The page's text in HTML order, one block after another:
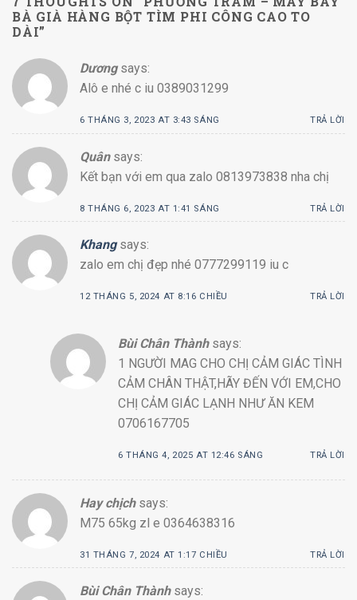
BÀ GIÀ HÀNG BỘT TÌM PHI CÔNG CAO TO
DÀI”
Dương says:
Alô e nhé c iu 0389031299
6 THÁNG 3, 2023 AT 3:43 SÁNG TRẢ LỜI
Quân says:
Kết bạn với em qua zalo 0813973838 nha chị
8 THÁNG 6, 2023 AT 1:41 SÁNG TRẢ LỜI
Khang says:
zalo em chị đẹp nhé 0777299119 iu c
12 THÁNG 5, 2024 AT 8:16 CHIỀU TRẢ LỜI
Bùi Chân Thành says:
1 NGƯỜI MAG CHO CHỊ CẢM GIÁC TÌNH
CẢM CHÂN THẬT,HÃY ĐẾN VỚI EM,CHO
CHỊ CẢM GIÁC LẠNH NHƯ ĂN KEM
0706167705
6 THÁNG 4, 2025 AT 12:46 SÁNG TRẢ LỜI
Hay chịch says:
M75 65kg zl e 0364638316
31 THÁNG 7, 2024 AT 1:17 CHIỀU TRẢ LỜI
Bùi Chân Thành says: